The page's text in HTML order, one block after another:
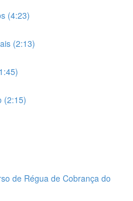
(4:23)
(2:13)
(2:15)
de Régua de Cobrança do